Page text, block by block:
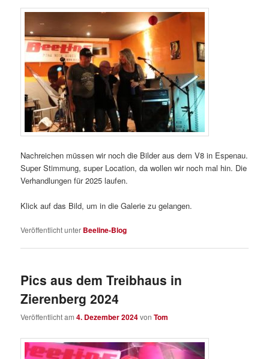
Nachreichen müssen wir noch die Bilder aus dem V8 in Espenau.
Super Stimmung, super Location, da wollen wir noch mal hin. Die
Verhandlungen für 2025 laufen.
Klick auf das Bild, um in die Galerie zu gelangen.
Veröffentlicht unter Beeline-Blog
Pics aus dem Treibhaus in
Zierenberg 2024
Veröffentlicht am4. Dezember 2024vonTom